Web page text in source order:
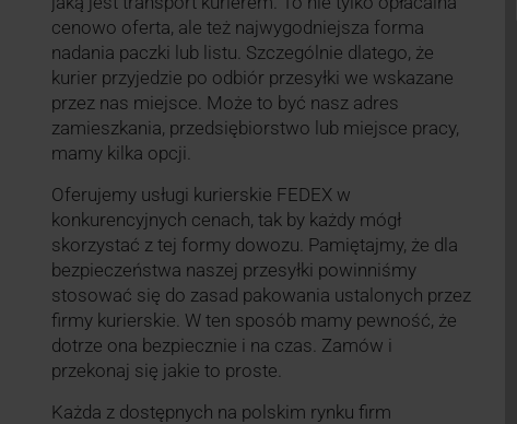
cenowo oferta, ale też najwygodniejsza forma
nadania paczki lub listu. Szczególnie dlatego, że
kurier przyjedzie po odbiór przesyłki we wskazane
przez nas miejsce. Może to być nasz adres
zamieszkania, przedsiębiorstwo lub miejsce pracy,
mamy kilka opcji.
Oferujemy usługi kurierskie FEDEX w
konkurencyjnych cenach, tak by każdy mógł
skorzystać z tej formy dowozu. Pamiętajmy, że dla
bezpieczeństwa naszej przesyłki powinniśmy
stosować się do zasad pakowania ustalonych przez
firmy kurierskie. W ten sposób mamy pewność, że
dotrze ona bezpiecznie i na czas. Zamów i
przekonaj się jakie to proste.
Każda z dostępnych na polskim rynku firm